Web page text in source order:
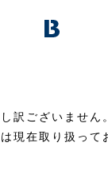
訳ございません。
現在取り扱って